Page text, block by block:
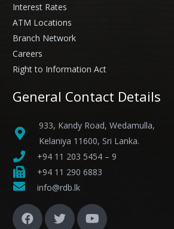
Interest Rates
ATM Locations
Branch Network
Careers
Right to Information Act
General Contact Details
933, Kandy Road, Wedamulla,
Kelaniya 11600, Sri Lanka.
+94 11 203 5454 – 9
+94 11 290 6883
info@rdb.lk